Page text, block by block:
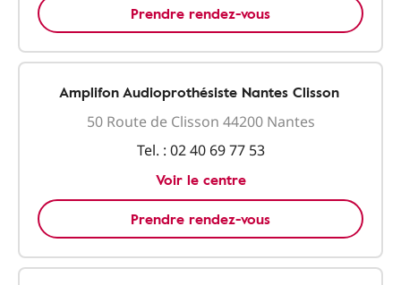
Prendre rendez-vous
Amplifon Audioprothésiste Nantes Clisson
50 Route de Clisson 44200 Nantes
Tel. : 02 40 69 77 53
Voir le centre
Prendre rendez-vous